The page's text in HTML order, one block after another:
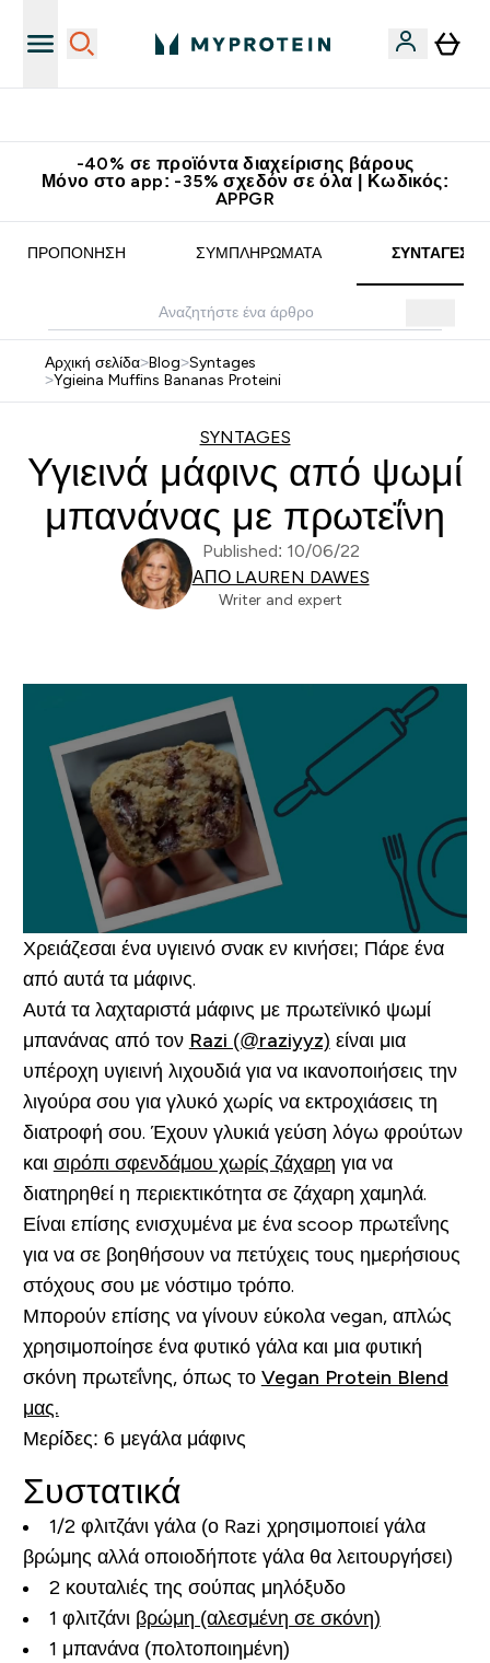
-40% σε προϊόντα διαχείρισης βάρους
Μόνο στο app: -35% σχεδόν σε όλα | Κωδικός:
APPGR
ΠΡΟΠΌΝΗΣΗ ΣΥΜΠΛΗΡΏΜΑΤΑ ΣΥΝΤΑΓΈΣ
Αρχική σελίδα>Blog>Syntages
>Ygieina Muffins Bananas Proteini
SYNTAGES
Υγιεινά μάφινς από ψωμί
μπανάνας με πρωτεΐνη
Published: 10/06/22
ΑΠΌ LAUREN DAWES
Writer and expert
Χρειάζεσαι ένα υγιεινό σνακ εν κινήσει; Πάρε ένα
από αυτά τα μάφινς.
Αυτά τα λαχταριστά μάφινς με πρωτεϊνικό ψωμί
μπανάνας από τον Razi (@raziyyz) είναι μια
υπέροχη υγιεινή λιχουδιά για να ικανοποιήσεις την
λιγούρα σου για γλυκό χωρίς να εκτροχιάσεις τη
διατροφή σου. Έχουν γλυκιά γεύση λόγω φρούτων
και σιρόπι σφενδάμου χωρίς ζάχαρη για να
διατηρηθεί η περιεκτικότητα σε ζάχαρη χαμηλά.
Είναι επίσης ενισχυμένα με ένα scoop πρωτεΐνης
για να σε βοηθήσουν να πετύχεις τους ημερήσιους
στόχους σου με νόστιμο τρόπο.
Μπορούν επίσης να γίνουν εύκολα vegan, απλώς
χρησιμοποίησε ένα φυτικό γάλα και μια φυτική
σκόνη πρωτεΐνης, όπως το Vegan Protein Blend
μας.
Μερίδες: 6 μεγάλα μάφινς
Συστατικά
1/2 φλιτζάνι γάλα (ο Razi χρησιμοποιεί γάλα
βρώμης αλλά οποιοδήποτε γάλα θα λειτουργήσει)
2 κουταλιές της σούπας μηλόξυδο
1 φλιτζάνι βρώμη (αλεσμένη σε σκόνη)
1 μπανάνα (πολτοποιημένη)